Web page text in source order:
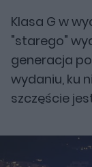
Klasa G w
"starego"
generacja
wydaniu, ku
szczęście